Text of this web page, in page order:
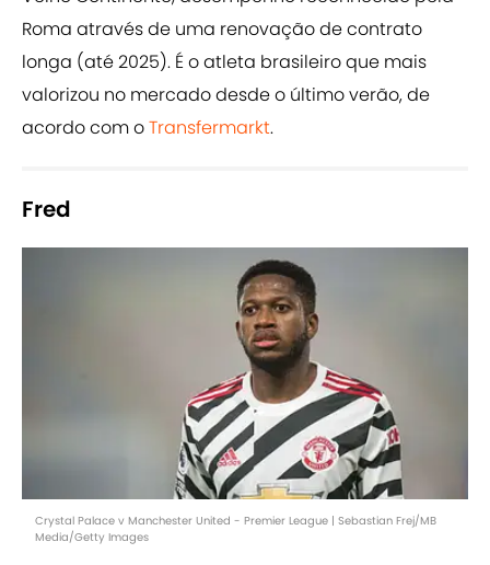
Roma através de uma renovação de contrato
longa (até 2025). É o atleta brasileiro que mais
valorizou no mercado desde o último verão, de
acordo com oTransfermarkt.
Fred
Crystal Palace v Manchester United - Premier League | Sebastian Frej/MB
Media/Getty Images